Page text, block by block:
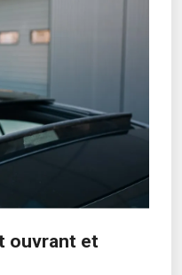
ouvrant et